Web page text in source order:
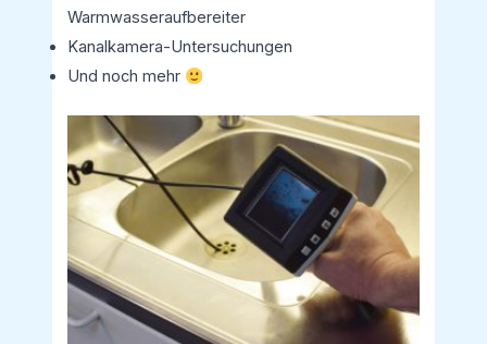
Warmwasseraufbereiter
Kanalkamera-Untersuchungen
Und noch mehr